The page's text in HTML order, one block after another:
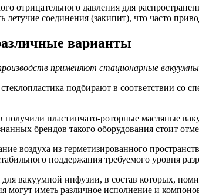
отрицательного давления для
соединения (закипит), что часто
варианты
применяют стационарные
подбирают в соответствии со
получили пластинчато-роторные масляные
брендов такого оборудования стоит
воздуха из герметизированного
поддержания требуемого уровня
вакуумной инфузии, в состав которых,
могут иметь различное исполнение и